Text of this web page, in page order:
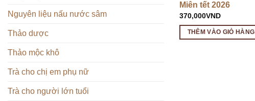
Nguyên liệu nấu nước sâm
Thảo dược
Thảo mộc khô
Trà cho chị em phụ nữ
Trà cho người lớn tuổi
Miên tết 2026
370,000VND
THÊM VÀO GIỎ HÀNG